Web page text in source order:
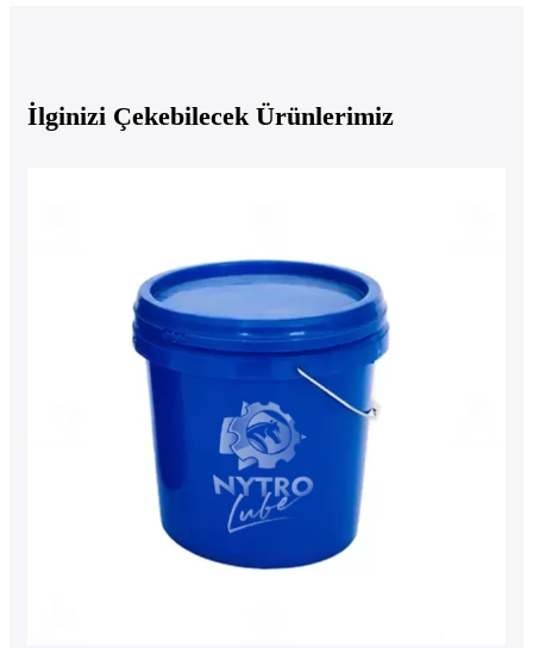
İlginizi Çekebilecek Ürünlerimiz